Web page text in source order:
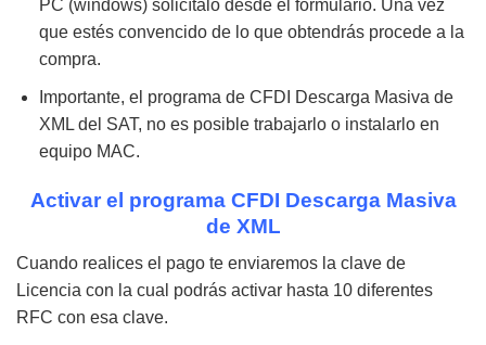
PC (windows) solicítalo desde el formulario. Una vez
que estés convencido de lo que obtendrás procede a la
compra.
Importante, el programa de CFDI Descarga Masiva de
XML del SAT, no es posible trabajarlo o instalarlo en
equipo MAC.
Activar el programa CFDI Descarga Masiva
de XML
Cuando realices el pago te enviaremos la clave de
Licencia con la cual podrás activar hasta 10 diferentes
RFC con esa clave.